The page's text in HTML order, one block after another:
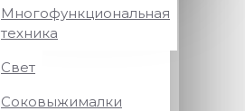
Многофункциональная
техника
Свет
Соковыжималки